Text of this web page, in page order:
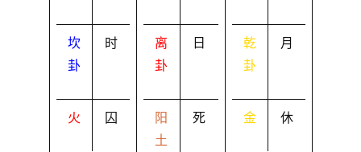
坎
卦
时
火 囚
离
卦
日
阳
土
死
乾
卦
月
金 休